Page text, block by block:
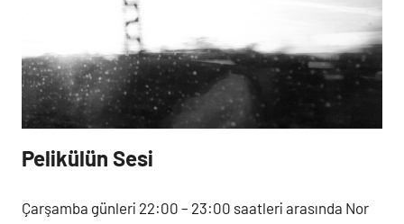
ÇarşambaProgramlar
Pelikülün Sesi
Çarşamba günleri 22:00 – 23:00 saatleri arasında Nor